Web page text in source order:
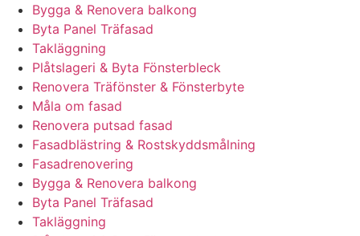
Bygga & Renovera balkong
Byta Panel Träfasad
Takläggning
Plåtslageri & Byta Fönsterbleck
Renovera Träfönster & Fönsterbyte
Måla om fasad
Renovera putsad fasad
Fasadblästring & Rostskyddsmålning
Fasadrenovering
Bygga & Renovera balkong
Byta Panel Träfasad
Takläggning